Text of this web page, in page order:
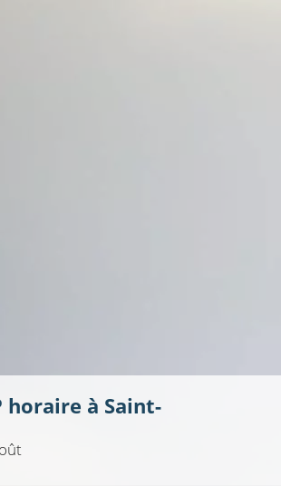
horaire à Saint-